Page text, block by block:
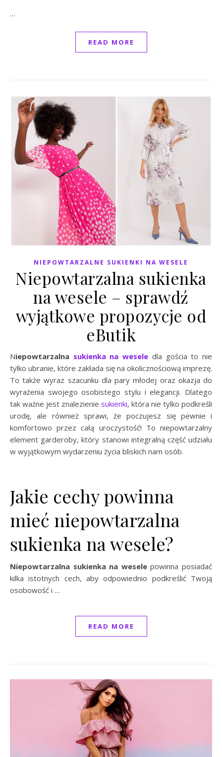
…
READ MORE
NIEPOWTARZALNE SUKIENKI NA WESELE
Niepowtarzalna sukienka
na wesele – sprawdź
wyjątkowe propozycje od
eButik
Niepowtarzalna sukienka na wesele dla gościa to nie
tylko ubranie, które zakłada się na okolicznościową imprezę.
To także wyraz szacunku dla pary młodej oraz okazja do
wyrażenia swojego osobistego stylu i elegancji. Dlatego
tak ważne jest znalezienie sukienki, która nie tylko podkreśli
urodę, ale również sprawi, że poczujesz się pewnie i
komfortowo przez całą uroczystość! To niepowtarzalny
element garderoby, który stanowi integralną część udziału
w wyjątkowym wydarzeniu życia bliskich nam osób.
Jakie cechy powinna
mieć niepowtarzalna
sukienka na wesele?
Niepowtarzalna sukienka na weselepowinna posiadać
kilka istotnych cech, aby odpowiednio podkreślić Twoją
osobowość i …
READ MORE